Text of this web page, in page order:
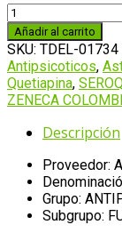
SEROQUEL
XR
300M
30T151290
cantidad
Añadir al carrito
SKU: TDEL-01734
Antipsicoticos,
Quetiapina,
ZENECA
Descripción
Proveedor:
Grupo:
Subgrupo: